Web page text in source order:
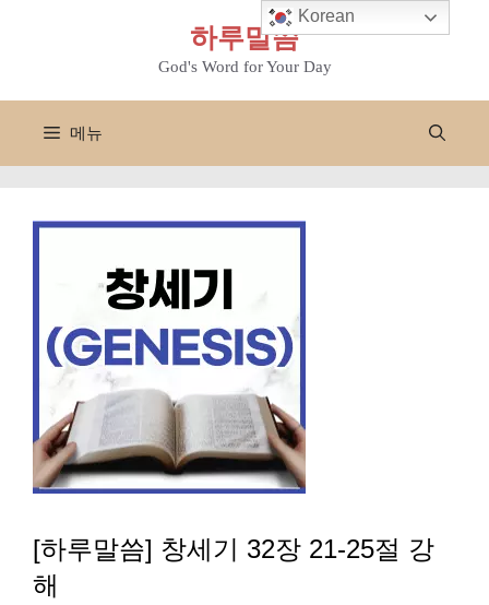
하루말씀
God's Word for Your Day
메뉴
[하루말씀] 창세기 32장 21-25절 강
해
Korean